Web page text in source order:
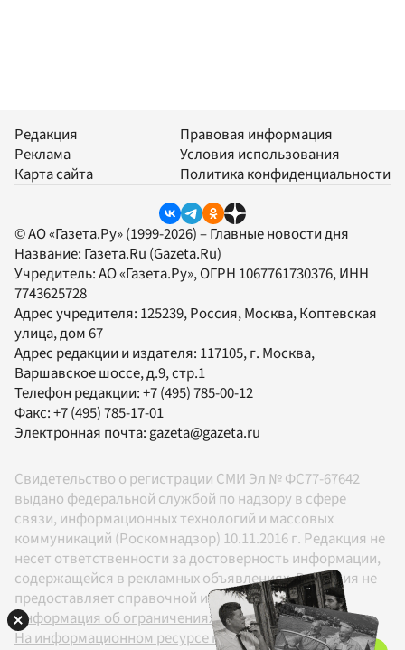
Редакция
Реклама
Карта сайта
Правовая информация
Условия использования
Политика конфиденциальности
© АО «Газета.Ру» (1999-2026) – Главные новости дня
Название: Газета.Ru (Gazeta.Ru)
Учредитель:АО «Газета.Ру», ОГРН 1067761730376, ИНН
7743625728
Адрес учредителя: 125239, Россия, Москва, Коптевская
улица, дом 67
Адрес редакции и издателя: 117105, г. Москва,
Варшавское шоссе, д.9, стр.1
Телефон редакции:+7 (495) 785-00-12
Факс:+7 (495) 785-17-01
Электронная почта:gazeta@gazeta.ru
Свидетельство о регистрации СМИ Эл № ФС77-67642
выдано федеральной службой по надзору в сфере
связи, информационных технологий и массовых
коммуникаций (Роскомнадзор) 10.11.2016 г. Редакция не
несет ответственности за достоверность информации,
содержащейся в рекламных объявлениях. Редакция не
предоставляет справочной информации.
Информация об ограничениях
На информационном ресурсе применяются